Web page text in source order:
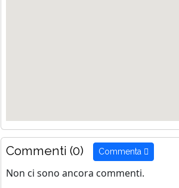
Commenti (0) Commenta
Non ci sono ancora commenti.